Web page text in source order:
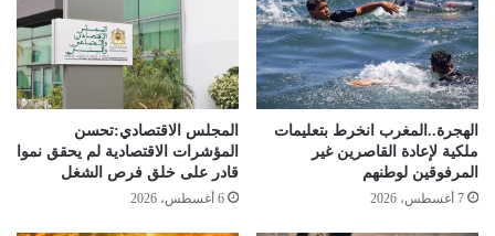
الهجرة..المغرب انخرط بتعليمات
ملكية لإعادة القاصرين غير
المرفوقين لوطنهم
7 أغسطس، 2026
المجلس الاقتصادي:تحسن
المؤشرات الاقتصادية لم يحقق نموا
قادر على خلق فرص الشغل
6 أغسطس، 2026